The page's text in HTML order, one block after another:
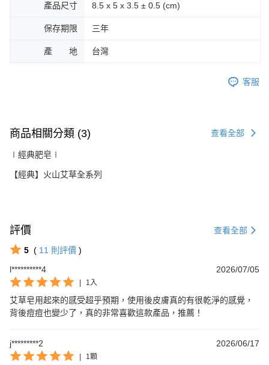
產品尺寸 8.5 x 5 x 3.5 ± 0.5 (cm)
保存期限 三年
產 地 台灣
客服
商品相關分類 (3) 查看全部
∣經典肥皂∣
【經典】火山艾草全系列
評價 查看全部
5 ( 11 則評價 )
l**********4
2026/07/05
1入
艾草皂用起來的感受超乎預期，使用後皮膚真的有很乾淨的感覺，
背後痘痘也變少了，真的非常喜歡這款產品，推薦！
j*********2 2026/06/17
1顆